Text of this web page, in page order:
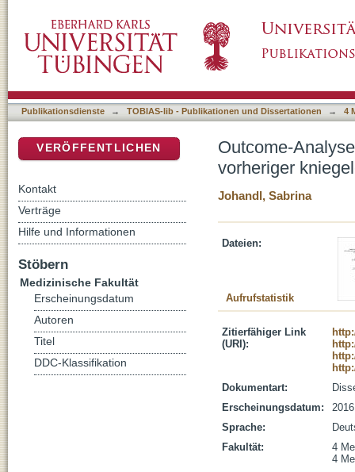
kniegelenksnaher Umstellungsosteotomie
Publikationsdienste → TOBIAS-lib - Publikationen und Dissertationen → 4
Outcome-
vorheriger
Johandl, Sabrina
Dateien:
Aufrufstatistik
Zitierfähiger Link
(URI):
Dokumentart:
Erscheinungsdatum:
2016
Sprache:
Fakultät:
4
4
VERÖFFENTLICHEN
Kontakt
Verträge
Hilfe und Informationen
Stöbern
Medizinische Fakultät
Erscheinungsdatum
Autoren
Titel
DDC-Klassifikation